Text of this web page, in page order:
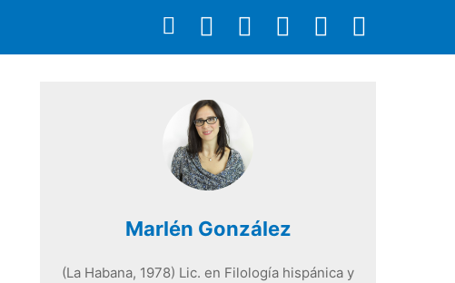
Marlén González
(La Habana, 1978) Lic. en Filología hispánica y